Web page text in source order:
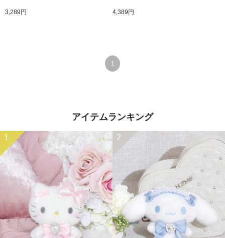
3,289円 4,389円
1
アイテムランキング
1 2